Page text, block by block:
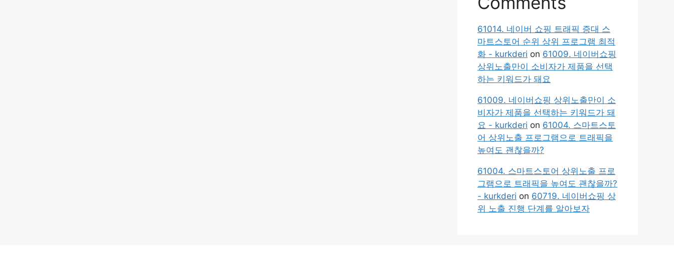
61014. 네이버 쇼핑 트래픽 증대 스
마트스토어 순위 상위 프로그램 최적
화 - kurkderi on 61009. 네이버쇼핑
상위노출만이 소비자가 제품을 선택
하는 키워드가 돼요
61009. 네이버쇼핑 상위노출만이 소
비자가 제품을 선택하는 키워드가 돼
요 - kurkderi on 61004. 스마트스토
어 상위노출 프로그램으로 트래픽을
높여도 괜찮을까?
61004. 스마트스토어 상위노출 프로
그램으로 트래픽을 높여도 괜찮을까?
- kurkderi on 60719. 네이버쇼핑 상
위 노출 진행 단계를 알아보자